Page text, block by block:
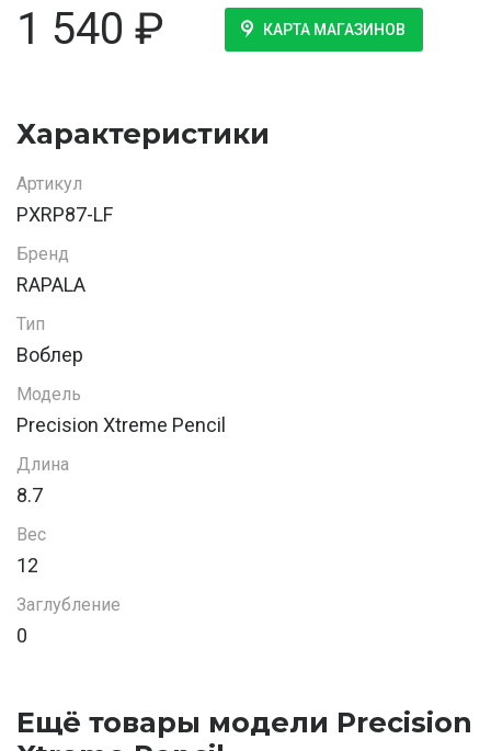
1 540 ₽ КАРТА МАГАЗИНОВ
Характеристики
Артикул
PXRP87-LF
Бренд
RAPALA
Тип
Воблер
Модель
Precision Xtreme Pencil
Длина
8.7
Вес
12
Заглубление
0
Ещё товары модели Precision